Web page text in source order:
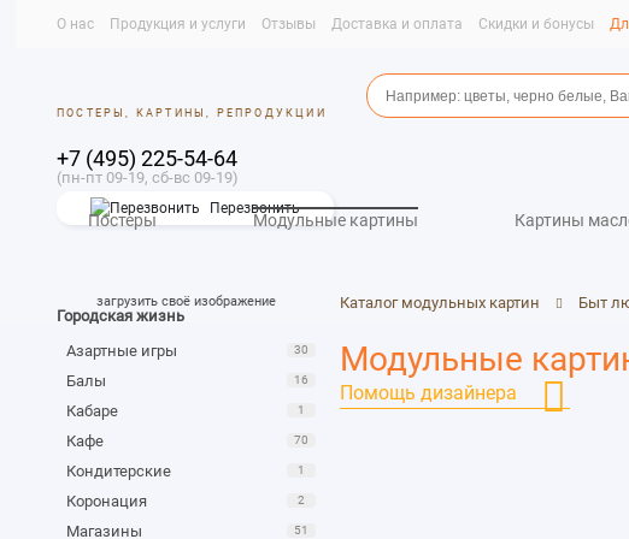
О нас Продукция и услуги Отзывы Доставка и оплата Скидки и бонусы
ПОСТЕРЫ, КАРТИНЫ, РЕПРОДУКЦИИ
+7 (495) 225-54-64
(пн-пт 09-19, сб-вс 09-19)
Перезвонить
Постеры Модульные картины Картины
загрузить своё изображение
Городская жизнь
Азартные игры
30
Балы 16
Кабаре 1
Кафе 70
Кондитерские 1
Коронация 2
Магазины 51
Каталог модульных картин Быт
Модульные
Помощь дизайнера